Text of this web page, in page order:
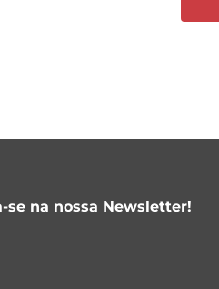
se na nossa Newsletter!